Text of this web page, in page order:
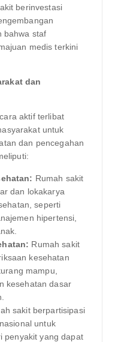
berinvestasi
bahwa staf
medis terkini
dan
aktif terlibat
untuk
dan pencegahan
Rumah sakit
dan lokakarya
seperti
hipertensi,
Rumah sakit
kesehatan
mampu,
kesehatan dasar
sakit berpartisipasi
untuk
penyakit yang dapat